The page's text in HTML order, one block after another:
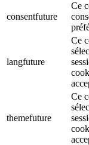
consentfuture
Ce
langfuture
Ce
themefuture
Ce